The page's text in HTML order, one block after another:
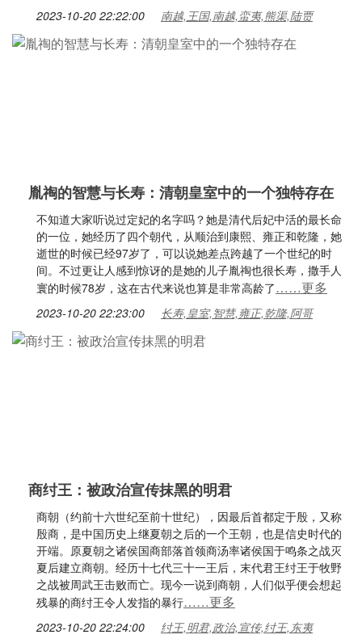
2023-10-20 22:22:00 南越,王国,南越,蛮夷,熊渠,陆贾
胤祹的智慧与长寿：清朝皇室中的一个独特存在
不知道大家听说过定妃的名字吗？她是清代后妃中活的最长命
的一位，她经历了四个朝代，从顺治到康熙、雍正和乾隆，她
逝世的时候已经97岁了，可以说她差点跨越了一个世纪的时
间。不过更让人感到惊讶的是她的儿子胤祹也很长寿，撒手人
寰的时候78岁，这在古代来说也算是非常高龄了……更多
2023-10-20 22:23:00 长寿,皇室,智慧,雍正,乾隆,阿哥
商纣王：被政治宣传抹黑的明君
商朝（约前十六世纪至前十世纪），因最后首都定于殷，又称
殷商，是中国历史上继夏朝之后的一个王朝，也是信史时代的
开端。原夏朝之诸侯国商部落首领商汤率诸侯国于鸣条之战灭
夏后建立商朝。经历十七代三十一王后，末代君王纣王于牧野
之战被周武王击败而亡。现今一说到商朝，人们似乎便会想起
残暴的商纣王令人发指的暴行……更多
2023-10-20 22:24:00 纣王,明君,政治,宣传,纣王,东夷